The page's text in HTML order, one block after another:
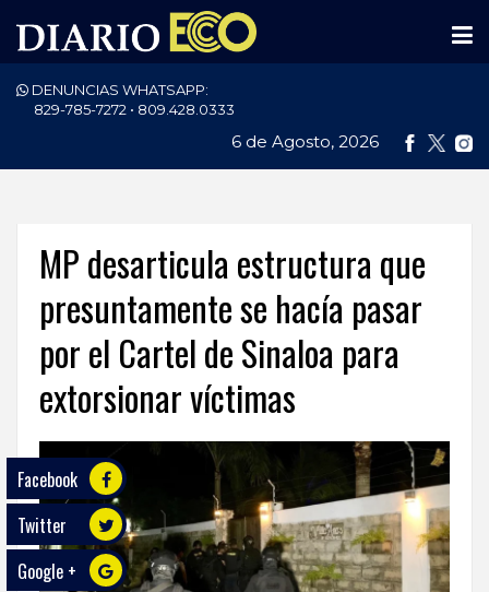
DENUNCIAS WHATSAPP:
829-785-7272 • 809.428.0333
6 de Agosto, 2026
PORTADA
DEPORTES
ENTRETENIMIENTO
SALUD
TECNOLOGÍA
ECO
PLAY
MP desarticula estructura que
presuntamente se hacía pasar
por el Cartel de Sinaloa para
extorsionar víctimas
Facebook
Twitter
Google +